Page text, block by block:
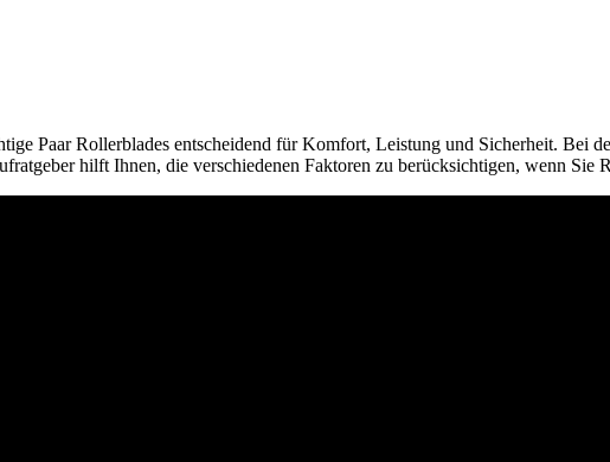
Paar Rollerblades entscheidend für Komfort, Leistung und Sicherheit. Bei
hilft Ihnen, die verschiedenen Faktoren zu berücksichtigen, wenn Sie